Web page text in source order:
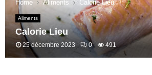
Home Aliments Calorie Lieu
Aliments
Calorie Lieu
25 décembre 2023 0 491